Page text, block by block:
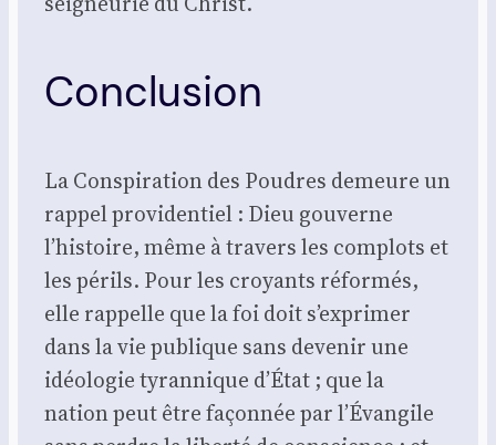
Conclusion
La Conspi­ra­tion des Poudres demeure un
rap­pel pro­vi­den­tiel : Dieu gou­verne
l’histoire, même à tra­vers les com­plots et
les périls. Pour les croyants réfor­més,
elle rap­pelle que la foi doit s’exprimer
dans la vie publique sans deve­nir une
idéo­lo­gie tyran­nique d’État ; que la
nation peut être façon­née par l’Évangile